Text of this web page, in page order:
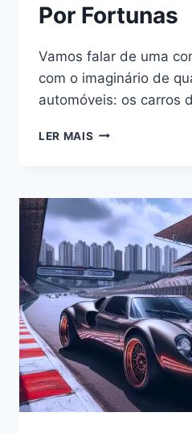
Por Fortunas
Vamos falar de uma
com o imaginário de
automóveis: os carros
LER MAIS LEILÕES
DE
LUXO
VENDIDOS
POR
FORTUNAS